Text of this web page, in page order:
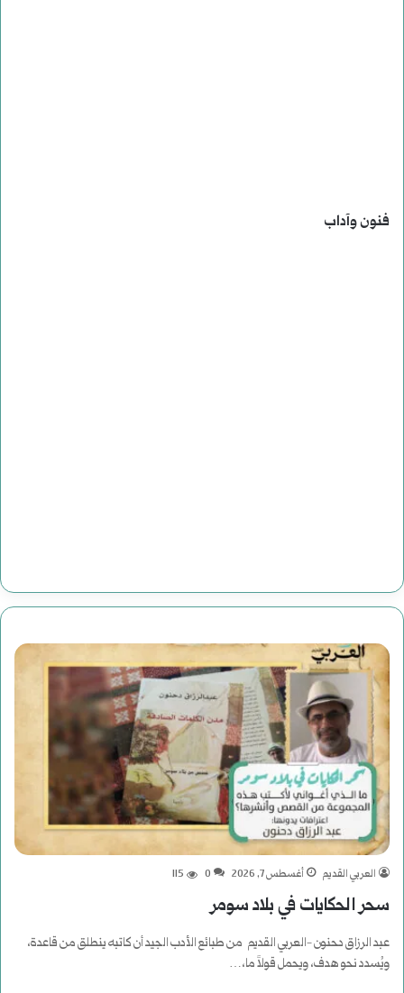
فنون وآداب
العربي القديم أغسطس 7, 2026 0
115
سحر الحكايات في بلاد سومر
عبد الرزاق دحنون -العربي القديم من طبائع الأدب الجيد أن كاتبه ينطلق من قاعدة،
ويُسدد نحو هدف، ويحمل قولاً ما،…